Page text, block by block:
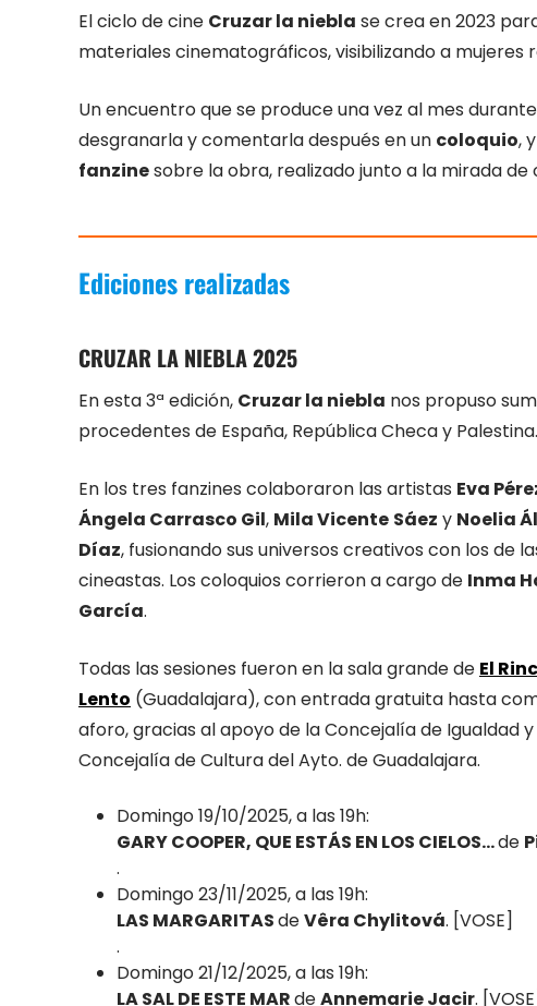
El ciclo de cine Cruzar la niebla se crea en 2023
materiales cinematográficos, visibilizando a mujeres
Un encuentro que se produce una vez al mes
desgranarla y comentarla después en un coloquio,
fanzinesobre la obra, realizado junto a la mirada de
Ediciones realizadas
CRUZAR LA NIEBLA 2025
En esta 3ª edición, Cruzar la niebla nos propuso
procedentes de España, República Checa y Palestina.
En los tres fanzines colaboraron las artistas Eva
Ángela Carrasco Gil, Mila Vicente Sáez y Noelia
Díaz, fusionando sus universos creativos con los de
cineastas. Los coloquios corrieron a cargo de Inma
García.
Todas las sesiones fueron en la sala grande de El
Lento (Guadalajara), con entrada gratuita hasta
aforo, gracias al apoyo de la Concejalía de Igualdad
Concejalía de Cultura del Ayto. de Guadalajara.
Domingo 19/10/2025, a las 19h:
GARY COOPER, QUE ESTÁS EN LOS CIELOS…de
.
Domingo 23/11/2025, a las 19h:
LAS MARGARITASdeVêra Chylitová. [VOSE]
.
Domingo 21/12/2025, a las 19h:
LA SAL DE ESTE MARdeAnnemarie Jacir.